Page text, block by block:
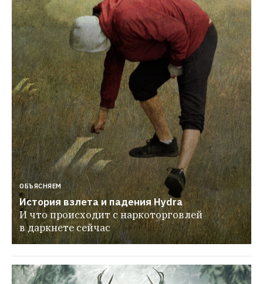
ОБЪЯСНЯЕМ
История взлета и падения Hydra
И что происходит с наркоторговлей
в даркнете сейчас